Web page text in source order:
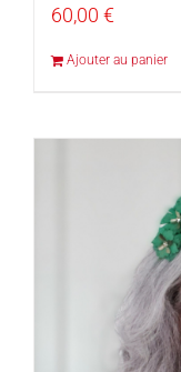
60,00 €
Ajouter au panier